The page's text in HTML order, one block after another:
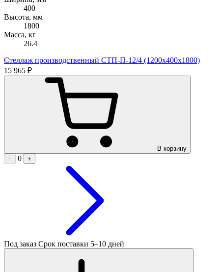
400
Высота, мм
1800
Масса, кг
26.4
Стеллаж производственный СТП-П-12/4 (1200х400х1800)
15 965 ₽
В корзину
−
0 +
Под заказ Срок поставки 5–10 дней